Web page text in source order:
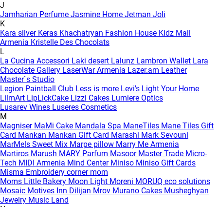
J
Jamharian Perfume Jasmine Home Jetman Joli
K
Kara silver Keras Khachatryan Fashion House Kidz Mall
Armenia Kristelle Des Chocolats
L
La Cucina Accessori Laki desert Lalunz Lambron Wallet Lara
Chocolate Gallery LaserWar Armenia Lazer.am Leather
Master`s Studio
Legion Paintball Club Less is more Levi's Light Your Home
LilmArt LipLickCake Lizzi Cakes Lumiere Optics
Lusarev Wines Luseres Cosmetics
M
Magniser MaMi Cake Mandala Spa ManeTiles Mane Tiles Gift
Card Mankan Mankan Gift Card Marashi Mark Sevouni
MarMels Sweet Mix Marpe pillow Marry Me Armenia
Martiros Marush MARY Parfum Masoor Master Trade Micro-
Tech MIDI Armenia Mind Center Miniso Miniso Gift Cards
Misma Embroidery corner mom
Moms Little Bakery Moon Light Moreni MORUQ eco solutions
Mosaic Motives Inn Dilijan Mrov Murano Cakes Musheghyan
Jewelry Music Land